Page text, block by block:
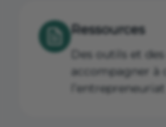
Ressources
Des outils et
accompagner à
l’entrepreneuriat